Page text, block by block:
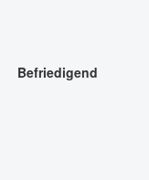
Befriedigend